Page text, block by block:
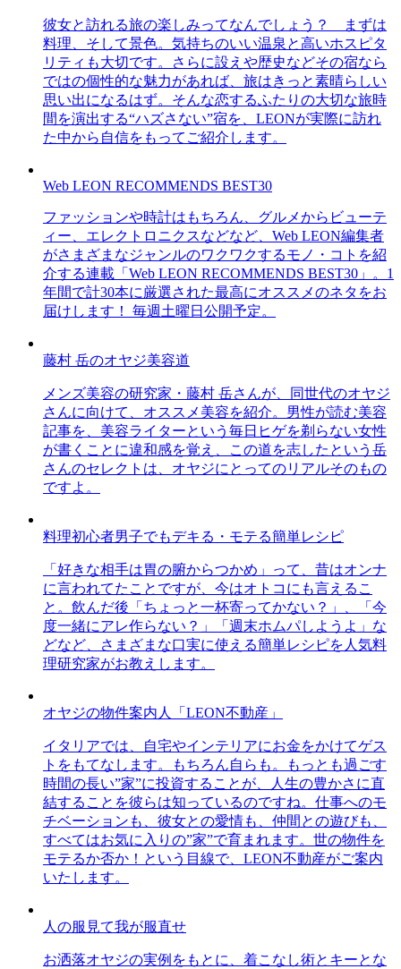
彼女と訪れる旅の楽しみってなんでしょう？ まずは
料理、そして景色。気持ちのいい温泉と高いホスピタ
リティも大切です。さらに設えや歴史などその宿なら
ではの個性的な魅力があれば、旅はきっと素晴らしい
思い出になるはず。そんな恋するふたりの大切な旅時
間を演出する“ハズさない”宿を、LEONが実際に訪れ
た中から自信をもってご紹介します。
Web LEON RECOMMENDS BEST30
ファッションや時計はもちろん、グルメからビューテ
ィー、エレクトロニクスなどなど、Web LEON編集者
がさまざまなジャンルのワクワクするモノ・コトを紹
介する連載「Web LEON RECOMMENDS BEST30」。1
年間で計30本に厳選された最高にオススメのネタをお
届けします！ 毎週土曜日公開予定。
藤村 岳のオヤジ美容道
メンズ美容の研究家・藤村 岳さんが、同世代のオヤジ
さんに向けて、オススメ美容を紹介。男性が読む美容
記事を、美容ライターという毎日ヒゲを剃らない女性
が書くことに違和感を覚え、この道を志したという岳
さんのセレクトは、オヤジにとってのリアルそのもの
ですよ。
料理初心者男子でもデキる・モテる簡単レシピ
「好きな相手は胃の腑からつかめ」って、昔はオンナ
に言われてたことですが、今はオトコにも言えるこ
と。飲んだ後「ちょっと一杯寄ってかない？」、「今
度一緒にアレ作らない？」「週末ホムパしようよ」な
どなど、さまざまな口実に使える簡単レシピを人気料
理研究家がお教えします。
オヤジの物件案内人「LEON不動産」
イタリアでは、自宅やインテリアにお金をかけてゲス
トをもてなします。もちろん自らも。もっとも過ごす
時間の長い”家”に投資することが、人生の豊かさに直
結することを彼らは知っているのですね。仕事へのモ
チベーションも、彼女との愛情も、仲間との遊びも、
すべてはお気に入りの”家”で育まれます。世の物件を
モテるか否か！という目線で、LEON不動産がご案内
いたします。
人の服見て我が服直せ
お洒落オヤジの実例をもとに、着こなし術とキーとな